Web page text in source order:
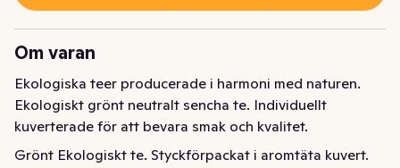
Om varan
Ekologiska teer producerade i harmoni med naturen.
Ekologiskt grönt neutralt sencha te. Individuellt
kuverterade för att bevara smak och kvalitet.
Grönt Ekologiskt te. Styckförpackat i aromtäta kuvert.